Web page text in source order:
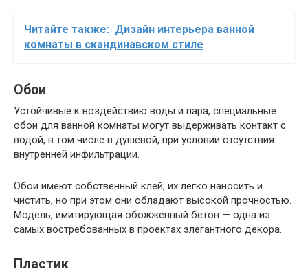
Читайте также: Дизайн интерьера ванной
комнаты в скандинавском стиле
Обои
Устойчивые к воздействию воды и пара, специальные
обои для ванной комнаты могут выдерживать контакт с
водой, в том числе в душевой, при условии отсутствия
внутренней инфильтрации.
Обои имеют собственный клей, их легко наносить и
чистить, но при этом они обладают высокой прочностью.
Модель, имитирующая обожженный бетон — одна из
самых востребованных в проектах элегантного декора.
Пластик